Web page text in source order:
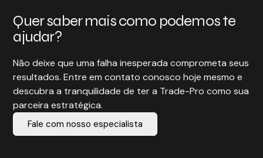
Quer saber mais como podemos te
ajudar?
Não deixe que uma falha inesperada comprometa seus
resultados. Entre em contato conosco hoje mesmo e
descubra a tranquilidade de ter a Trade-Pro como sua
parceira estratégica.
Fale com nosso especialista